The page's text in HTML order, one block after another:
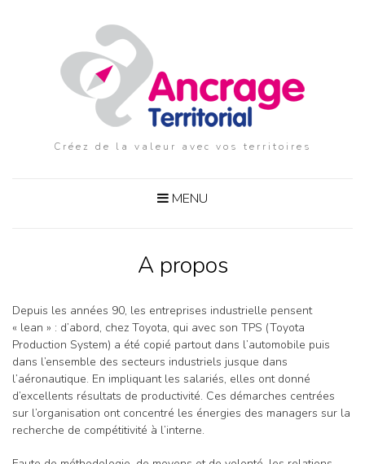
Créez de la valeur avec vos territoires
MENU
A propos
Depuis les années 90, les entreprises industrielle pensent
« lean » : d’abord, chez Toyota, qui avec son TPS (Toyota
Production System) a été copié partout dans l’automobile puis
dans l’ensemble des secteurs industriels jusque dans
l’aéronautique. En impliquant les salariés, elles ont donné
d’excellents résultats de productivité. Ces démarches centrées
sur l’organisation ont concentré les énergies des managers sur la
recherche de compétitivité à l’interne.